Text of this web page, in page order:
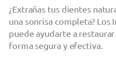
¿Extrañas tus dientes
una sonrisa completa? Los
puede ayudarte a
forma segura y efectiva.